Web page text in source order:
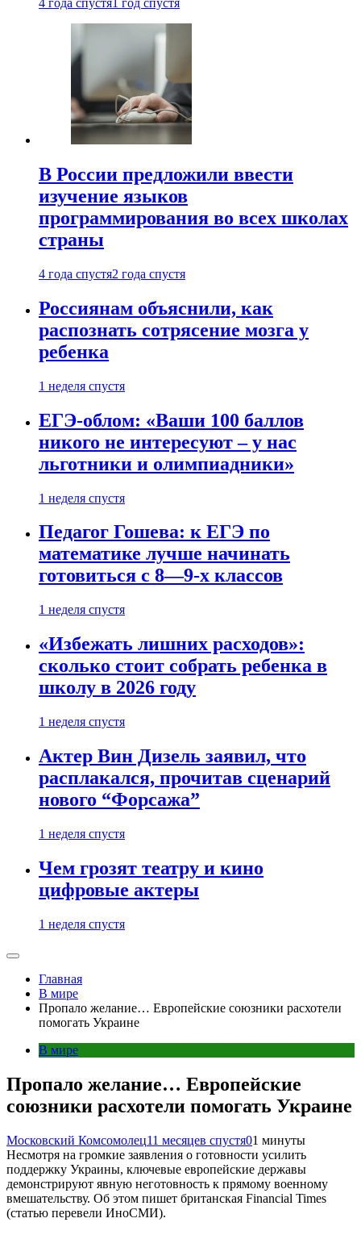
4 года спустя 1 год спустя
В России предложили ввести
изучение языков
программирования во всех школах
страны
4 года спустя2 года спустя
Россиянам объяснили, как
распознать сотрясение мозга у
ребенка
1 неделя спустя
ЕГЭ-облом: «Ваши 100 баллов
никого не интересуют – у нас
льготники и олимпиадники»
1 неделя спустя
Педагог Гошева: к ЕГЭ по
математике лучше начинать
готовиться с 8—9-х классов
1 неделя спустя
«Избежать лишних расходов»:
сколько стоит собрать ребенка в
школу в 2026 году
1 неделя спустя
Актер Вин Дизель заявил, что
расплакался, прочитав сценарий
нового “Форсажа”
1 неделя спустя
Чем грозят театру и кино
цифровые актеры
1 неделя спустя
Главная
В мире
Пропало желание… Европейские союзники расхотели
помогать Украине
В мире
Пропало желание… Европейские
союзники расхотели помогать Украине
Московский Комсомолец11 месяцев спустя01 минуты
Несмотря на громкие заявления о готовности усилить
поддержку Украины, ключевые европейские державы
демонстрируют явную неготовность к прямому военному
вмешательству. Об этом пишет британская Financial Times
(статью перевели ИноСМИ).